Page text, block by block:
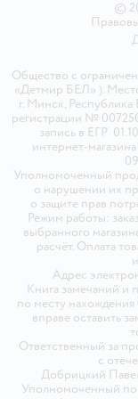
©
Общество с
«Детмир БЕЛ» ).
г. Минск, Республика
регистрации №
запись в ЕГР
интернет-
Уполномоченный
о нарушении их
о защите прав
Режим работы:
выбранного
расчёт. Оплата
Адрес
Книга замечаний и
по месту
вправе оставить
Ответственный за
с
Добрицкий
Уполномоченный по